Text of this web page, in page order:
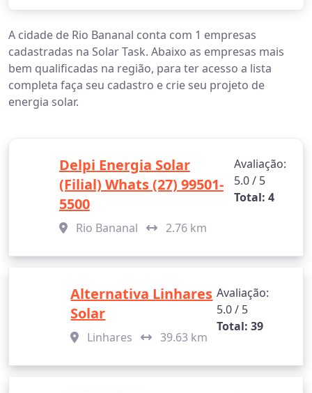
A cidade de Rio Bananal conta com 1 empresas
cadastradas na Solar Task. Abaixo as empresas mais
bem qualificadas na região, para ter acesso a lista
completa faça seu cadastro e crie seu projeto de
energia solar.
Delpi Energia Solar
(Filial) Whats (27) 99501-
5500
Rio Bananal 2.76 km
Avaliação:
5.0 / 5
Total: 4
Alternativa Linhares
Solar
Linhares 39.63 km
Avaliação:
5.0 / 5
Total: 39